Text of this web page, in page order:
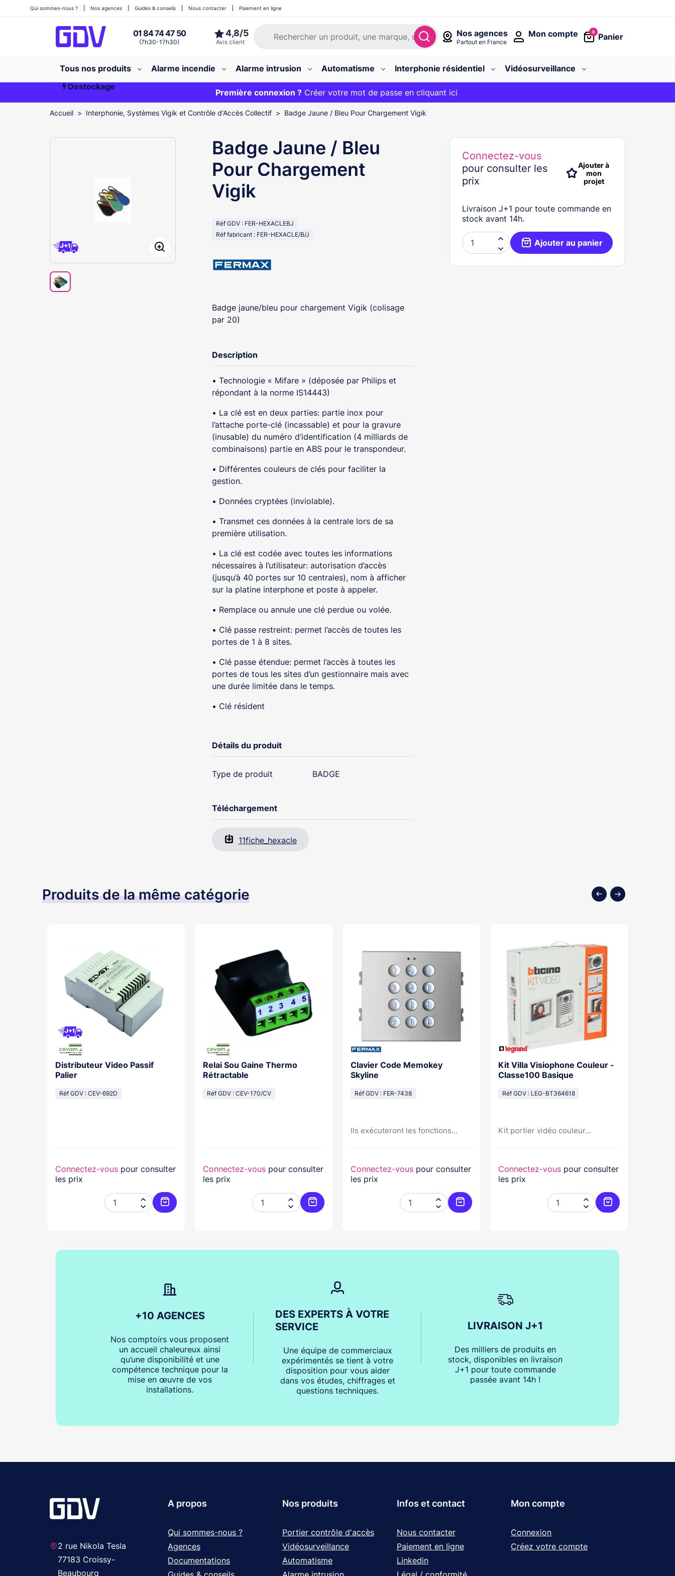
Nos agences
Partout en France
01 84 74 47 50
(7h30-17h30)
0
Panier
Mon compte
Qui sommes-nous ? Nos agences Guides & conseils Nous contacter Paiement en ligne
Tous nos produits Alarme incendie Alarme intrusion Automatisme Interphonie résidentiel
Vidéosurveillance
Destockage
Première commande ?20€ OFFERT sur votre panier et livraison 24/48h gratuite avec le code
Première connexion ?Créer votre mot de passe en cliquant ici
EXCLU WEB :
Accueil Interphonie, Systèmes Vigik et Contrôle d'Accès Collectif Badge Jaune / Bleu Pour Chargement Vigik
Badge Jaune / Bleu
Pour Chargement
Vigik
Réf GDV : FER-HEXACLEBJ
Réf fabricant : FER-HEXACLE/B/J
Badge jaune/bleu pour chargement Vigik (colisage
par 20)
Description
• Technologie « Mifare » (déposée par Philips et
répondant à la norme IS14443)
• La clé est en deux parties: partie inox pour
l’attache porte-clé (incassable) et pour la gravure
(inusable) du numéro d’identification (4 milliards de
combinaisons) partie en ABS pour le transpondeur.
• Différentes couleurs de clés pour faciliter la
gestion.
• Données cryptées (inviolable).
• Transmet ces données à la centrale lors de sa
première utilisation.
• La clé est codée avec toutes les informations
nécessaires à l’utilisateur: autorisation d’accès
(jusqu’à 40 portes sur 10 centrales), nom à afficher
sur la platine interphone et poste à appeler.
• Remplace ou annule une clé perdue ou volée.
• Clé passe restreint: permet l’accès de toutes les
portes de 1 à 8 sites.
• Clé passe étendue: permet l’accès à toutes les
portes de tous les sites d’un gestionnaire mais avec
une durée limitée dans le temps.
• Clé résident
Détails du produit
Type de produit BADGE
Téléchargement
11fiche_hexacle
Connectez-vous
pour consulter les
prix
Ajouter à
mon
projet
Livraison J+1 pour toute commande en
stock avant 14h.

 Ajouter au panier
Produits de la même catégorie
Distributeur Video Passif
Palier
Réf GDV : CEV-692D
Connectez-vous pour consulter
les prix


Ajouter au panier
Relai Sou Gaine Thermo
Rétractable
Réf GDV : CEV-170/CV
Connectez-vous pour consulter
les prix


Ajouter au panier
Clavier Code Memokey
Skyline
Réf GDV : FER-7438
Ils exécuteront les fonctions...
Connectez-vous pour consulter
les prix


Ajouter au panier
Kit Villa Visiophone Couleur -
Classe100 Basique
Réf GDV : LEG-BT364618
Kit portier vidéo couleur...
Connectez-vous pour consulter
les prix


Ajouter au panier
+10 AGENCES
Nos comptoirs vous proposent
un accueil chaleureux ainsi
qu’une disponibilité et une
compétence technique pour la
mise en œuvre de vos
installations.
DES EXPERTS À VOTRE
SERVICE
Une équipe de commerciaux
expérimentés se tient à votre
disposition pour vous aider
dans vos études, chiffrages et
questions techniques.
LIVRAISON J+1
Des milliers de produits en
stock, disponibles en livraison
J+1 pour toute commande
passée avant 14h !
2 rue Nikola Tesla
77183 Croissy-
Beaubourg
A propos
Qui sommes-nous ?
Agences
Documentations
Nos produits
Portier contrôle d'accès
Vidéosurveillance
Automatisme
Infos et contact
Nous contacter
Paiement en ligne
Linkedin
Mon compte
Connexion
Créez votre compte